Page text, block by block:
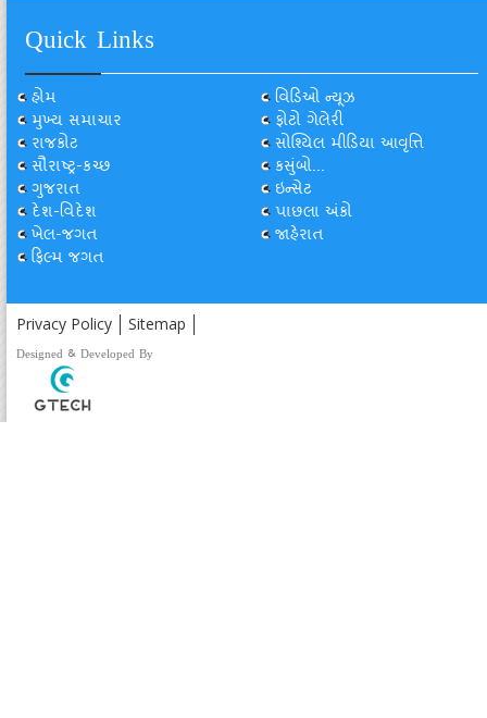
Quick Links
હોમ
મુખ્ય સમાચાર
રાજકોટ
સૌરાષ્ટ્ર-કચ્છ
ગુજરાત
દેશ-વિદેશ
ખેલ-જગત
ફિલ્મ જગત
વિડિઓ ન્યૂઝ
ફોટો ગેલેરી
સોશ્યિલ મીડિયા આવૃત્તિ
કસુંબો...
ઇન્સેટ
પાછલા અંકો
જાહેરાત
Privacy Policy Sitemap
Designed & Developed By